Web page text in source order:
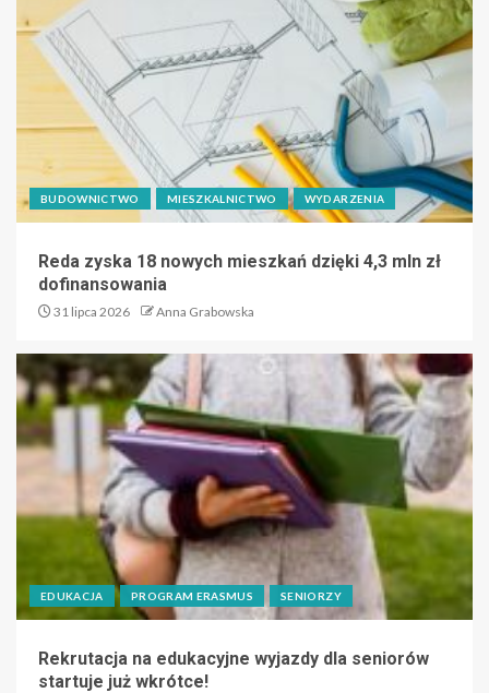
BUDOWNICTWO MIESZKALNICTWO WYDARZENIA
Reda zyska 18 nowych mieszkań dzięki 4,3 mln zł
dofinansowania
31 lipca 2026 Anna Grabowska
EDUKACJA PROGRAM ERASMUS SENIORZY
Rekrutacja na edukacyjne wyjazdy dla seniorów
startuje już wkrótce!